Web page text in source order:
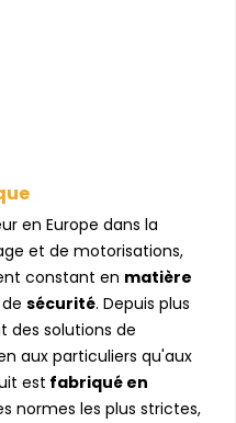
en Europe dans la
et de motorisations,
constant en matière
sécurité. Depuis plus
des solutions de
aux particuliers qu'aux
est fabriqué en
normes les plus strictes,